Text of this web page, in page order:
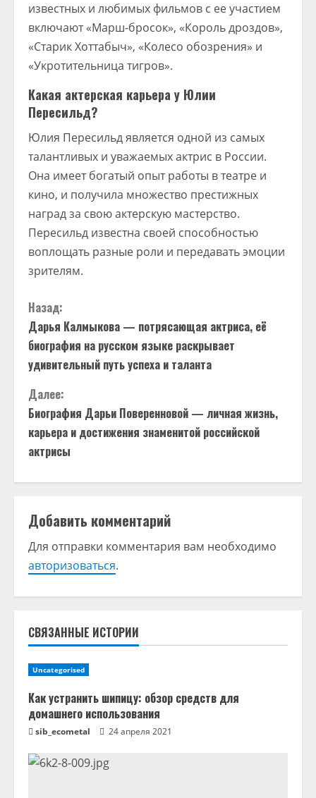
известных и любимых фильмов с ее участием
включают «Марш-бросок», «Король дроздов»,
«Старик Хоттабыч», «Колесо обозрения» и
«Укротительница тигров».
Какая актерская карьера у Юлии
Пересильд?
Юлия Пересильд является одной из самых
талантливых и уважаемых актрис в России.
Она имеет богатый опыт работы в театре и
кино, и получила множество престижных
наград за свою актерскую мастерство.
Пересильд известна своей способностью
воплощать разные роли и передавать эмоции
зрителям.
П
р
о
д
о
л
ж
и
т
ь
ч
т
е
н
и
е
Назад:
Дарья Калмыкова — потрясающая актриса, её
биография на русском языке раскрывает
удивительный путь успеха и таланта
Далее:
Биография Дарьи Поверенновой — личная жизнь,
карьера и достижения знаменитой российской
актрисы
Добавить комментарий
Для отправки комментария вам необходимо
авторизоваться.
СВЯЗАННЫЕ ИСТОРИИ
Uncategorised
Как устранить шипицу: обзор средств для
домашнего использования
sib_ecometal 24 апреля 2021